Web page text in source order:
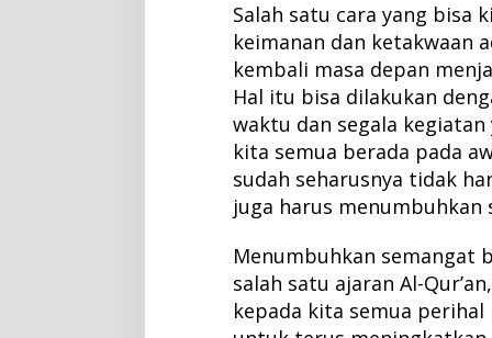
Salah satu cara yang bisa
keimanan dan ketakwaan
kembali masa depan
Hal itu bisa dilakukan
waktu dan segala
kita semua berada pada
sudah seharusnya tidak
juga harus menumbuhkan
Menumbuhkan semangat
salah satu ajaran Al-
kepada kita semua